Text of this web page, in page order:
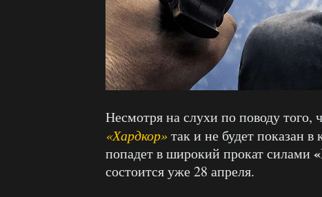
Несмотря на слухи по поводу того,
«Хардкор»так и не будет показан
попадет в широкий прокат силами
состоится уже 28 апреля.